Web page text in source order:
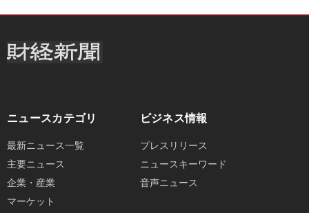
ニュースカテゴリ
最新ニュース一覧
主要ニュース
企業・産業
マーケット
ビジネス情報
プレスリリース
ニュースキーワード
音声ニュース